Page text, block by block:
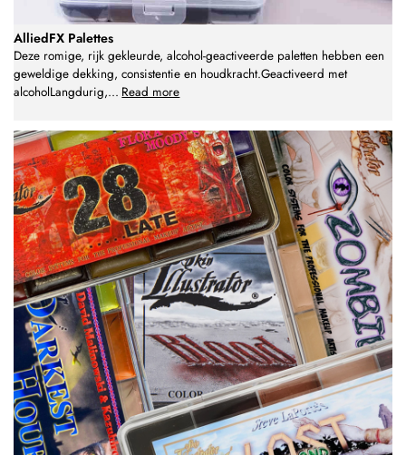
AlliedFX Palettes
Deze romige, rijk gekleurde, alcohol-geactiveerde paletten hebben een
geweldige dekking, consistentie en houdkracht.Geactiveerd met
alcoholLangdurig,... Read more